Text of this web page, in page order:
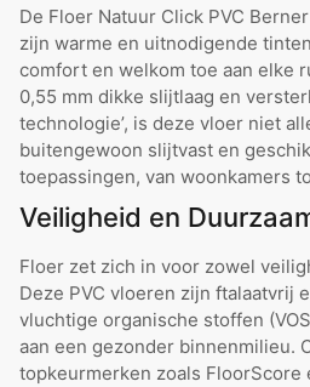
De Floer Natuur Click PVC
zijn warme en uitnodigende
comfort en welkom toe aan elke
0,55 mm dikke slijtlaag en
technologie’, is deze vloer niet
buitengewoon slijtvast en
toepassingen, van woonkamers
Veiligheid en
Floer zet zich in voor zowel
Deze PVC vloeren zijn ftalaatvrij
vluchtige organische stoffen
aan een gezonder binnenmilieu.
topkeurmerken zoals FloorScore